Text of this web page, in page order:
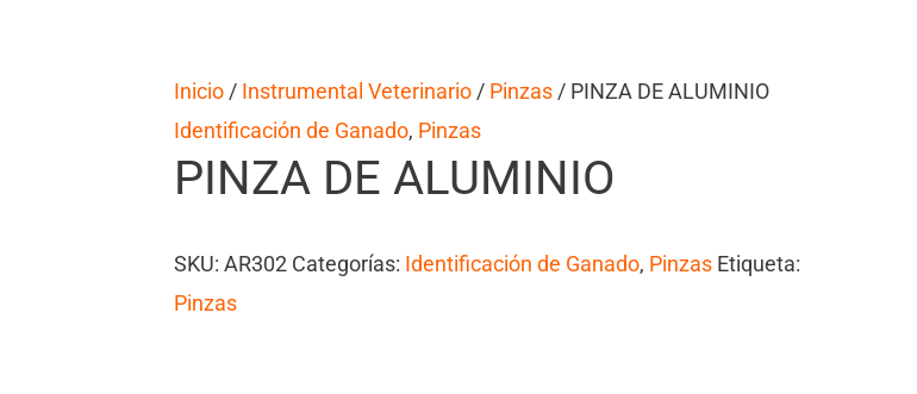
Inicio / Instrumental Veterinario / Pinzas / PINZA DE ALUMINIO
Identificación de Ganado, Pinzas
PINZA DE ALUMINIO
SKU: AR302 Categorías: Identificación de Ganado, Pinzas Etiqueta:
Pinzas